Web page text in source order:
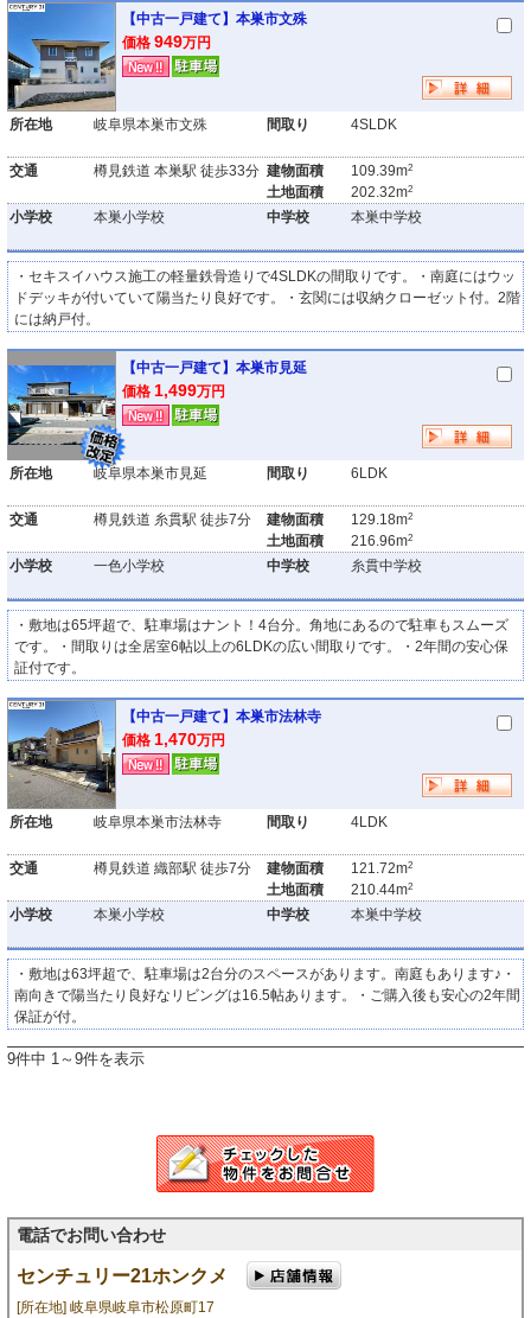
【中古一戸建て】本巣市文殊
価格 949万円
所在地 岐阜県本巣市文殊 間取り 4SLDK
交通 樽見鉄道 本巣駅 徒歩33分 建物面積
土地面積
109.39m2
202.32m2
小学校 本巣小学校 中学校 本巣中学校
・セキスイハウス施工の軽量鉄骨造りで4SLDKの間取りです。・南庭にはウッ
ドデッキが付いていて陽当たり良好です。・玄関には収納クローゼット付。2階
には納戸付。
【中古一戸建て】本巣市見延
価格 1,499万円
所在地 岐阜県本巣市見延 間取り 6LDK
交通 樽見鉄道 糸貫駅 徒歩7分
建物面積
土地面積
129.18m2
216.96m2
小学校 一色小学校 中学校 糸貫中学校
・敷地は65坪超で、駐車場はナント！4台分。角地にあるので駐車もスムーズ
です。・間取りは全居室6帖以上の6LDKの広い間取りです。・2年間の安心保
証付です。
【中古一戸建て】本巣市法林寺
価格 1,470万円
所在地 岐阜県本巣市法林寺 間取り 4LDK
交通 樽見鉄道 織部駅 徒歩7分
建物面積
土地面積
121.72m2
210.44m2
小学校 本巣小学校 中学校 本巣中学校
・敷地は63坪超で、駐車場は2台分のスペースがあります。南庭もあります♪・
南向きで陽当たり良好なリビングは16.5帖あります。・ご購入後も安心の2年間
保証が付。
9件中 1～9件を表示
電話でお問い合わせ
センチュリー21ホンクメ
[所在地] 岐阜県岐阜市松原町17